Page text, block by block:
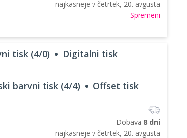
najkasneje v četrtek, 20. avgusta
Spremeni
tisk (4/0) Digitalni tisk
barvni tisk (4/4) Offset tisk
Dobava 8 dni
najkasneje v četrtek, 20. avgusta